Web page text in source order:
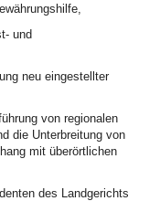
und
neu eingestellter
von regionalen
die Unterbreitung von
mit überörtlichen
des Landgerichts